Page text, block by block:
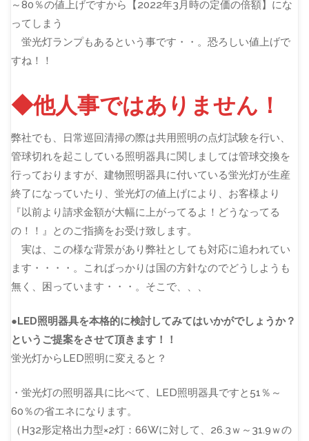
～80％の値上げですから【2022年3月時の定価の倍額】にな
ってしまう
蛍光灯ランプもあるという事です・・。恐ろしい値上げで
すね！！
◆他人事ではありません！
弊社でも、日常巡回清掃の際は共用照明の点灯試験を行い、
管球切れを起こしている照明器具に関しましては管球交換を
行っておりますが、建物照明器具に付いている蛍光灯が生産
終了になっていたり、蛍光灯の値上げにより、お客様より
『以前より請求金額が大幅に上がってるよ！どうなってる
の！！』とのご指摘をお受け致します。
実は、この様な背景があり弊社としても対応に追われてい
ます・・・・。こればっかりは国の方針なのでどうしようも
無く、困っています・・・。そこで、、、
●LED照明器具を本格的に検討してみてはいかがでしょうか？
というご提案をさせて頂きます！！
蛍光灯からLED照明に変えると？
・蛍光灯の照明器具に比べて、LED照明器具ですと51％～
60％の省エネになります。
（H32形定格出力型×2灯：66Wに対して、26.3ｗ～31.9ｗの